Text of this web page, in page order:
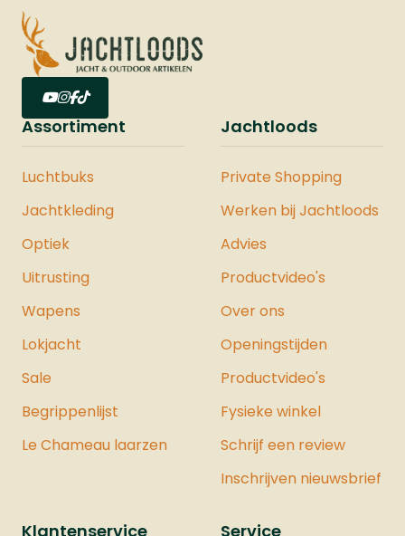
Assortiment
Luchtbuks
Jachtkleding
Optiek
Uitrusting
Wapens
Lokjacht
Sale
Begrippenlijst
Le Chameau laarzen
Jachtloods
Private Shopping
Werken bij Jachtloods
Advies
Productvideo's
Over ons
Openingstijden
Productvideo's
Fysieke winkel
Schrijf een review
Inschrijven nieuwsbrief
Klantenservice Service